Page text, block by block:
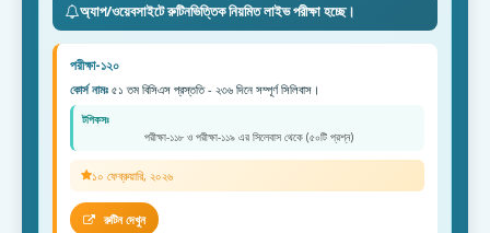
অ্যাপ/ওয়েবসাইটে রুটিনভিত্তিক নিয়মিত লাইভ পরীক্ষা হচ্ছে।
পরীক্ষা-১২০
কোর্স নামঃ ৫১ তম বিসিএস প্রস্ততি - ২৩৬ দিনে সম্পূর্ণ সিলিবাস।
টপিকসঃ
পরীক্ষা-১১৮ ও পরীক্ষা-১১৯ এর সিলেবাস থেকে (৫০টি প্রশ্ন)
১০ ফেব্রুয়ারি, ২০২৬
রুটিন দেখুন